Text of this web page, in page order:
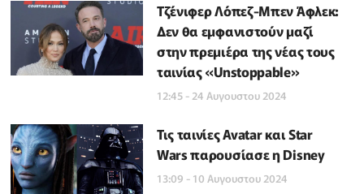
Τζένιφερ Λόπεζ-Μπεν Άφλεκ:
Δεν θα εμφανιστούν μαζί
στην πρεμιέρα της νέας τους
ταινίας «Unstoppable»
12:45 - 24 Αυγουστου 2024
Τις ταινίες Avatar και Star
Wars παρουσίασε η Disney
13:09 - 10 Αυγουστου 2024